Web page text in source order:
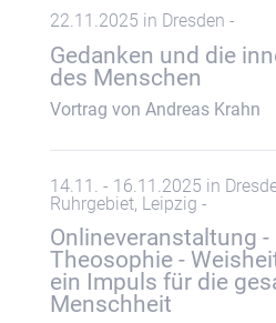
22.11.2025 in Dresden -
Gedanken und die
des Menschen
Vortrag von Andreas Krahn
14.11. - 16.11.2025 in
Ruhrgebiet, Leipzig -
Onlineveranstaltung
Theosophie -
ein Impuls für die
Menschheit